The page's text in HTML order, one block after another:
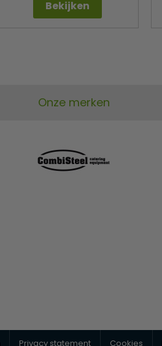
Bekijken
Onze merken
Privacy statement Cookies